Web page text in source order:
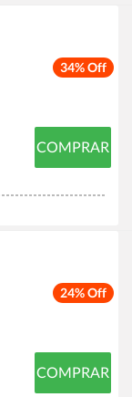
34% Off
COMPRAR
24% Off
COMPRAR